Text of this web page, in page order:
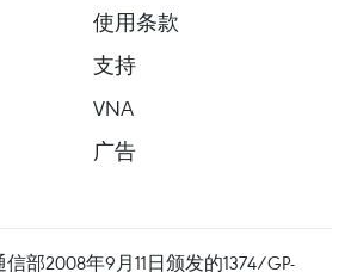
使用条款
支持
VNA
广告
部2008年9月11日颁发的1374/GP-